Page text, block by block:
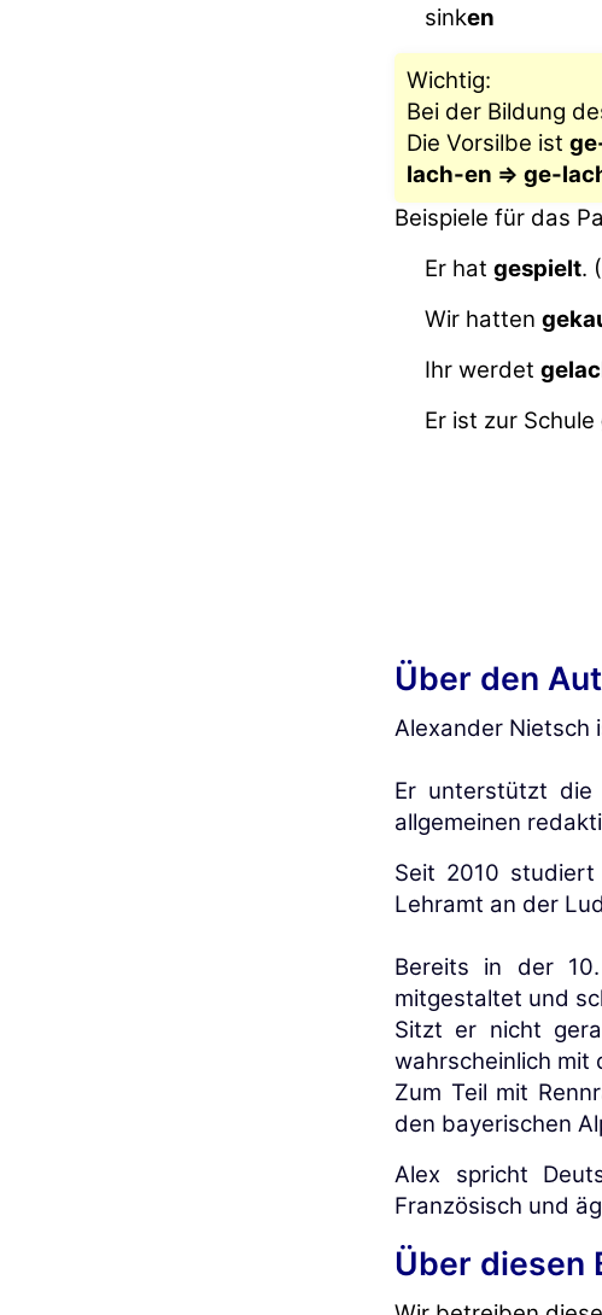
sinken
Wichtig:
Bei der Bildung
Die Vorsilbe ist
lach-en => ge-
Beispiele für das
Er hat gespielt.
Wir hatten
Ihr werdet
Er ist zur Schule
Über den
Alexander Nietsch
Er unterstützt die
allgemeinen
Seit 2010 studiert
Lehramt an der
Bereits in der
mitgestaltet und
Sitzt er nicht
wahrscheinlich mit
Zum Teil mit
den bayerischen
Alex spricht
Französisch und
Über diesen